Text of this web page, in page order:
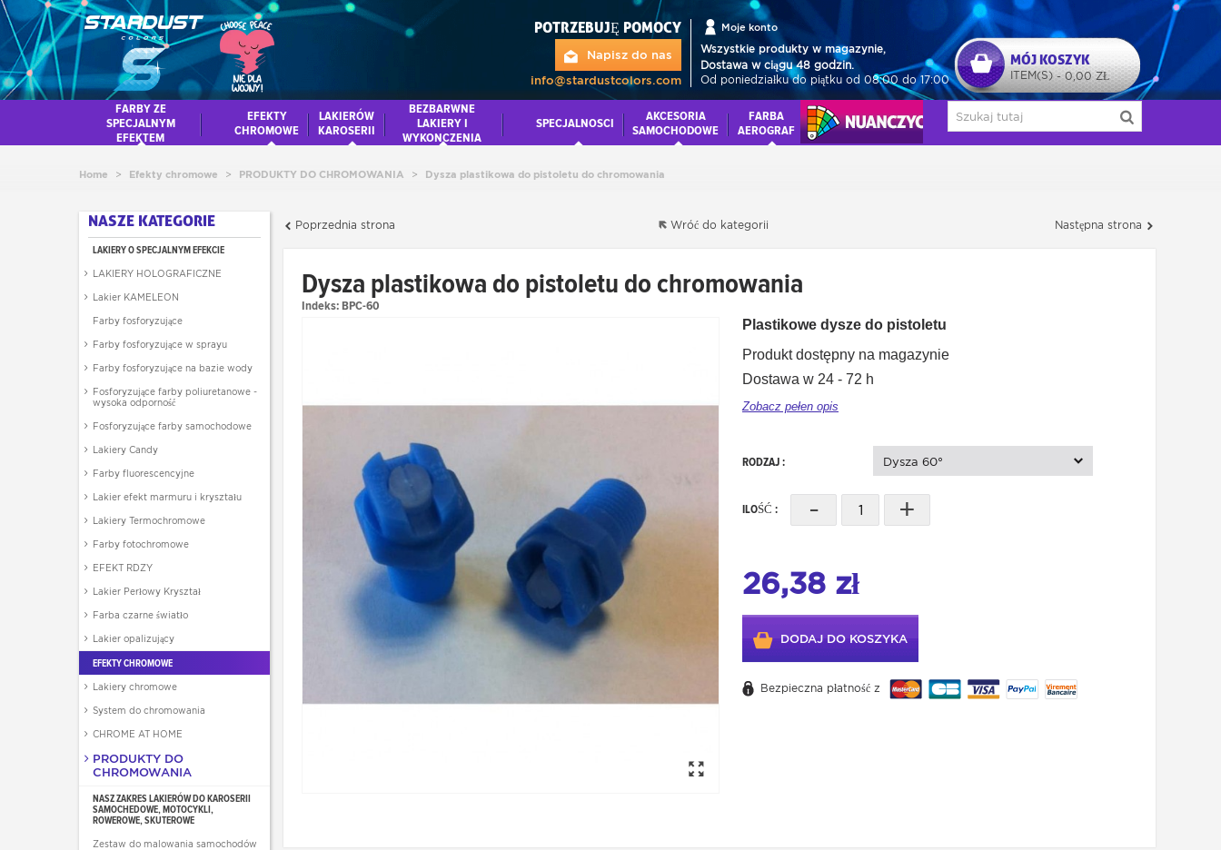
MÓJ KOSZYK
ITEM(S) - 0,00 ZŁ
POTRZEBUJĘ POMOCY
Napisz do nas
info@stardustcolors.com
Moje konto
Wszystkie produkty w magazynie,
Dostawa w ciągu 48 godzin.
Od poniedziałku do piątku od 08:00 do 17:00
FARBY ZE
SPECJALNYM
EFEKTEM
EFEKTY
CHROMOWE
LAKIERÓW
KAROSERII
BEZBARWNE
LAKIERY I
WYKONCZENIA
SPECJALNOSCI
AKCESORIA
SAMOCHODOWE
FARBA
AEROGRAF
NUAŃCZYCY
Home > Efekty chromowe > PRODUKTY DO CHROMOWANIA > Dysza plastikowa do pistoletu do chromowania
NASZE KATEGORIE
LAKIERY O SPECJALNYM EFEKCIE
LAKIERY HOLOGRAFICZNE
Lakier KAMELEON
Farby fosforyzujące
Farby fosforyzujące w sprayu
Farby fosforyzujące na bazie wody
Fosforyzujące farby poliuretanowe -
wysoka odporność
Fosforyzujące farby samochodowe
Lakiery Candy
Farby fluorescencyjne
Lakier efekt marmuru i kryształu
Lakiery Termochromowe
Farby fotochromowe
EFEKT RDZY
Lakier Perłowy Kryształ
Farba czarne światło
Lakier opalizujący
EFEKTY CHROMOWE
Lakiery chromowe
System do chromowania
CHROME AT HOME
PRODUKTY DO
CHROMOWANIA
NASZ ZAKRES LAKIERÓW DO KAROSERII
SAMOCHEDOWE, MOTOCYKLI,
ROWEROWE, SKUTEROWE
Zestaw do malowania samochodów
Poprzednia strona Następna strona
Wróć do kategorii
Dysza plastikowa do pistoletu do chromowania
Indeks:BPC-60
Plastikowe dysze do pistoletu
Produkt dostępny na magazynie
Dostawa w 24 - 72 h
Zobacz pełen opis
RODZAJ : Dysza 60°
ILOŚĆ : - +
26,38 zł
DODAJ DO KOSZYKA
Bezpieczna płatność z